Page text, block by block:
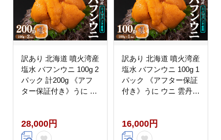
訳あり 北海道 噴火湾産
塩水 バフンウニ 100g 2
パック 計200g 《アフ
ター保証付き》うに ウ
厚 無添加 産地直送 お
取り寄せ 山村水産 送料
28,000円
訳あり 北海道 噴火湾産
塩水 バフンウニ 100g 1
パック 《アフター保証
付き》うに ウニ 雲丹
加 産地直送 お取り寄せ
山村水産 送料無料
16,000円